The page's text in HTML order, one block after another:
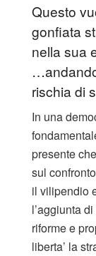
Questo
gonfiata
nella sua
rischia di
In una
presente
sul
il vilipendio
l’aggiunta
riforme e
liberta’ la